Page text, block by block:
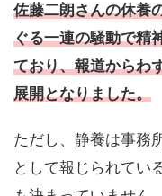
佐藤二朗さんの休養
ぐる一連の騒動で精
ており、報道からわ
展開となりました。
ただし、静養は事務
として報じられてい